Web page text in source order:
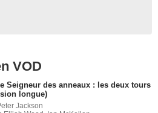
VOD
Seigneur des anneaux : les deux tours
longue)
Jackson